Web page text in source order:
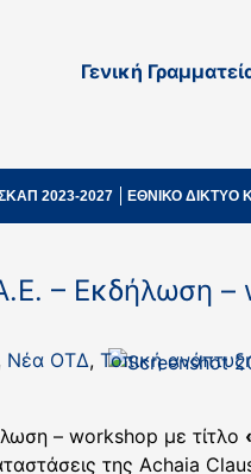
Γενική
2023-2027 ΕΘΝΙΚΟ ΔΙΚΤΥΟ
– Εκδήλωση
Νέα ΟΤΔ, Τοπική
– workshop με τίτλο
της Achaia